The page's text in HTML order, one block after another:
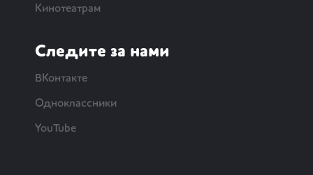
Кинотеатрам
Следите за нами
ВКонтакте
Одноклассники
YouTube